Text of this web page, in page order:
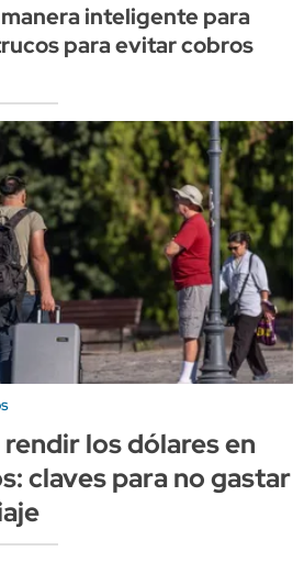
inteligente para
para evitar cobros
los dólares en
claves para no gastar